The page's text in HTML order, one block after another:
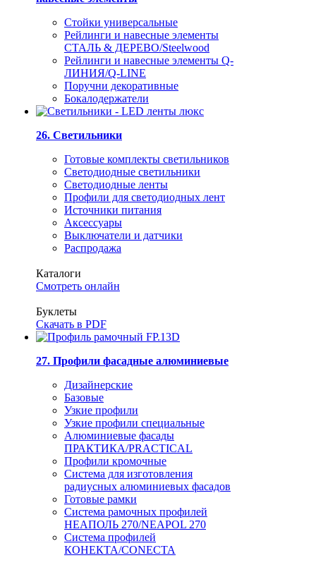
Стойки универсальные
Рейлинги и навесные элементы
СТАЛЬ & ДЕРЕВО/Steelwood
Рейлинги и навесные элементы Q-
ЛИНИЯ/Q-LINE
Поручни декоративные
Бокалодержатели
26. Светильники
Готовые комплекты светильников
Светодиодные светильники
Светодиодные ленты
Профили для светодиодных лент
Источники питания
Аксессуары
Выключатели и датчики
Распродажа
Каталоги
Смотреть онлайн
Буклеты
Скачать в PDF
27. Профили фасадные алюминиевые
Дизайнерские
Базовые
Узкие профили
Узкие профили специальные
Алюминиевые фасады
ПРАКТИКА/PRACTICAL
Профили кромочные
Система для изготовления
радиусных алюминиевых фасадов
Готовые рамки
Система рамочных профилей
НЕАПОЛЬ 270/NEAPOL 270
Система профилей
КОНЕКТА/CONECTA